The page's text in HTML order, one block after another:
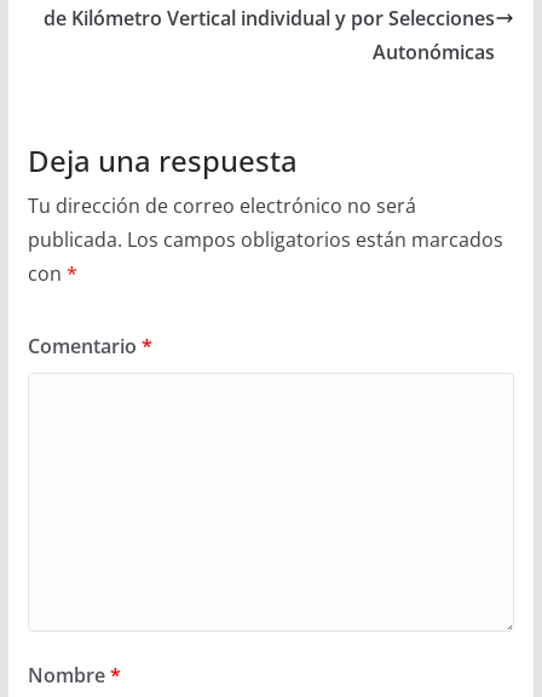
de Kilómetro Vertical individual y por Selecciones
Autonómicas
Deja una respuesta
Tu dirección de correo electrónico no será
publicada. Los campos obligatorios están marcados
con *
Comentario *
Nombre*